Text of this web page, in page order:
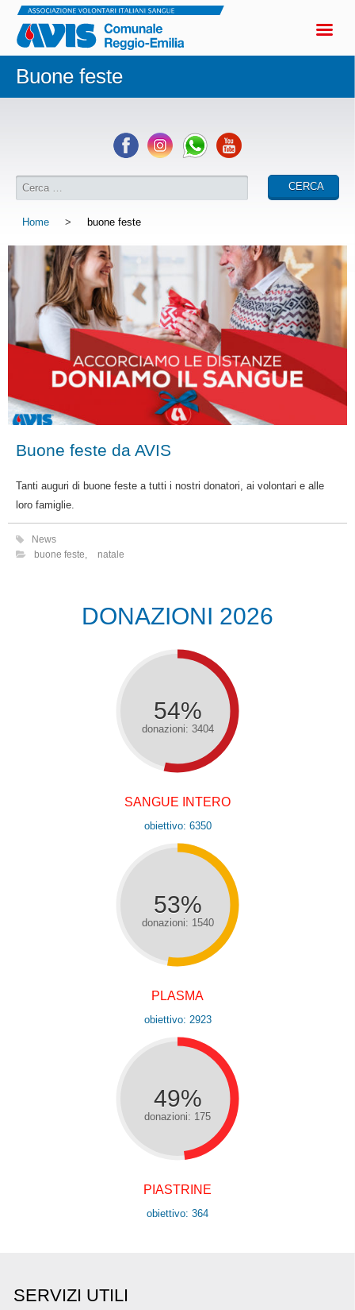
Buone feste
Home > buone feste
Buone feste da AVIS
Tanti auguri di buone feste a tutti i nostri donatori, ai volontari e alle
loro famiglie.
News
buone feste
natale
DONAZIONI 2026
54%
donazioni: 3404
SANGUE INTERO
obiettivo: 6350
53%
donazioni: 1540
PLASMA
obiettivo: 2923
49%
donazioni: 175
PIASTRINE
obiettivo: 364
SERVIZI UTILI